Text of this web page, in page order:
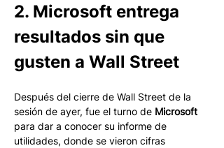
2. Microsoft entrega
resultados sin que
gusten a Wall Street
Después del cierre de Wall Street de la
sesión de ayer, fue el turno de Microsoft
para dar a conocer su informe de
utilidades, donde se vieron cifras